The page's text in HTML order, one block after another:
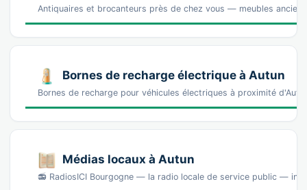
Antiquaires et brocanteurs près de chez vous — meubles
Bornes de recharge électrique à Autun
Bornes de recharge pour véhicules électriques à proximité
Médias locaux à Autun
📻 RadiosICI Bourgogne — la radio locale de service public —